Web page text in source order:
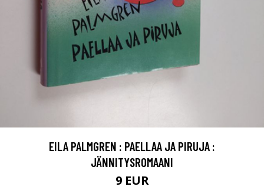
EILA PALMGREN : PAELLAA JA PIRUJA :
JÄNNITYSROMAANI
9 EUR